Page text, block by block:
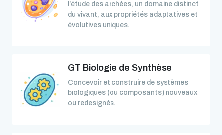
l’étude des archées, un domaine distinct
du vivant, aux propriétés adaptatives et
évolutives uniques.
GT Biologie de Synthèse
Concevoir et construire de systèmes
biologiques (ou composants) nouveaux
ou redesignés.